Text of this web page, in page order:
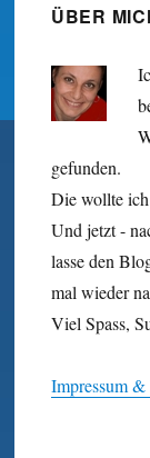
ÜBER
gefunden.
Die wollte
Und jetzt -
lasse den
mal wieder
Viel Spass,
Impressum